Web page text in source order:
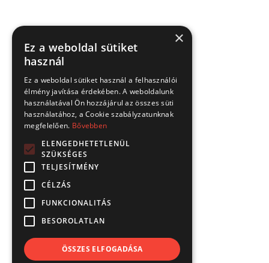
×
Ez a weboldal sütiket
használ
Ez a weboldal sütiket használ a felhasználói
élmény javítása érdekében. A weboldalunk
használatával Ön hozzájárul az összes süti
használatához, a Cookie szabályzatunknak
megfelelően. Bővebben
ELENGEDHETETLENÜL
SZÜKSÉGES
TELJESÍTMÉNY
CÉLZÁS
FUNKCIONALITÁS
BESOROLATLAN
ÖSSZES ELFOGADÁSA